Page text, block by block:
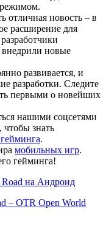
отличная новость – в
расширение для
разработчики
внедрили новые
развивается, и
разработки. Следите
первыми о новейших
нашими соцсетями
, чтобы знать
.
мобильных игр.
гейминга!
на Андроид
– OTR Open World